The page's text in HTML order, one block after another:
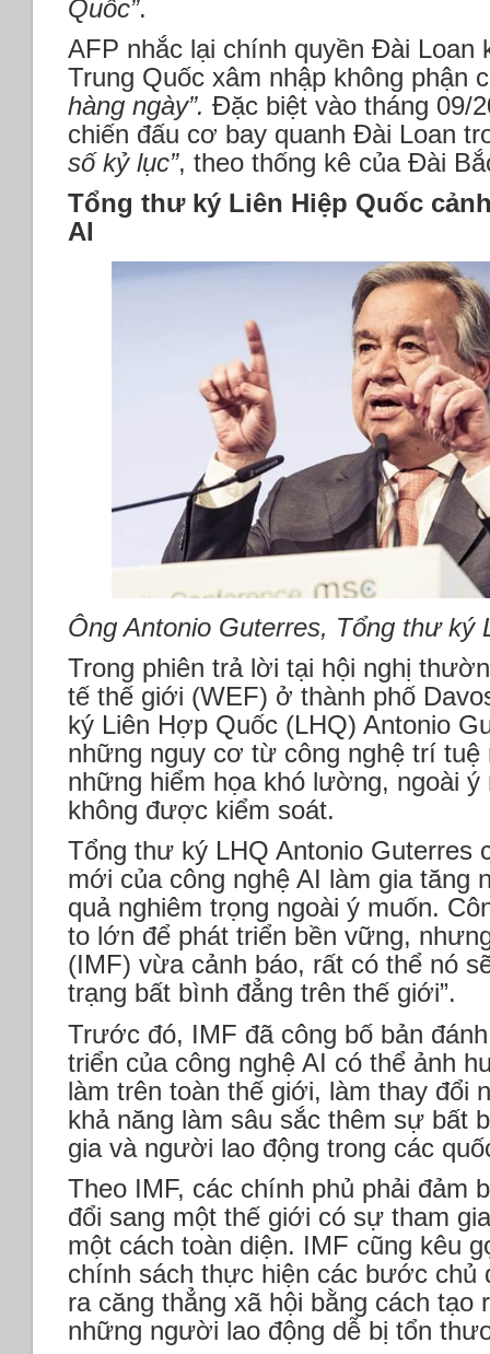
Quốc”.
AFP nhắc lại chính quyền Đài Loan
Trung Quốc xâm nhập không phận
hàng ngày”. Đặc biệt vào tháng 09/
chiến đấu cơ bay quanh Đài Loan
số kỷ lục”, theo thống kê của Đài
Tổng thư ký Liên Hiệp Quốc
AI
Ông Antonio Guterres, Tổng thư ký
Trong phiên trả lời tại hội nghị
tế thế giới (WEF) ở thành phố
ký Liên Hợp Quốc (LHQ) Antonio
những nguy cơ từ công nghệ trí tuệ
những hiểm họa khó lường, ngoài ý
không được kiểm soát.
Tổng thư ký LHQ Antonio Guterres
mới của công nghệ AI làm gia tăng
quả nghiêm trọng ngoài ý muốn.
to lớn để phát triển bền vững,
(IMF) vừa cảnh báo, rất có thể nó
trạng bất bình đẳng trên thế giới”.
Trước đó, IMF đã công bố bản
triển của công nghệ AI có thể ảnh
làm trên toàn thế giới, làm thay đổi
khả năng làm sâu sắc thêm sự bất
gia và người lao động trong các
Theo IMF, các chính phủ phải đảm
đổi sang một thế giới có sự tham
một cách toàn diện. IMF cũng kêu
chính sách thực hiện các bước chủ
ra căng thẳng xã hội bằng cách
những người lao động dễ bị tổn